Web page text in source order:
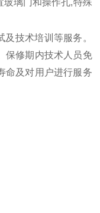
技术培训等服务。
保修期内技术人员免
命及对用户进行服务